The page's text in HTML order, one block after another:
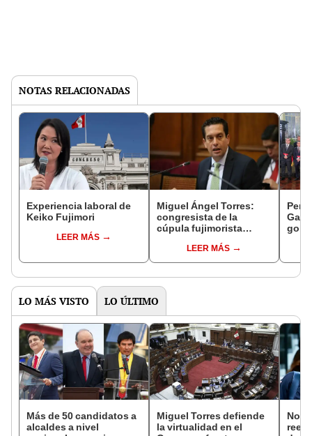
NOTAS RELACIONADAS
Experiencia laboral de
Keiko Fujimori
LEER MÁS
Miguel Ángel Torres:
congresista de la
cúpula fujimorista
del SenadoLEER MÁS
LO MÁS VISTO LO ÚLTIMO
Más de 50 candidatos a
alcaldes a nivel
Miguel Torres defiende
la virtualidad en el